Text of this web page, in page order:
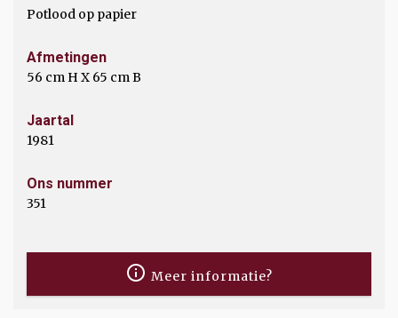
Potlood op papier
Afmetingen
56 cm H X 65 cm B
Jaartal
1981
Ons nummer
351
Meer informatie?